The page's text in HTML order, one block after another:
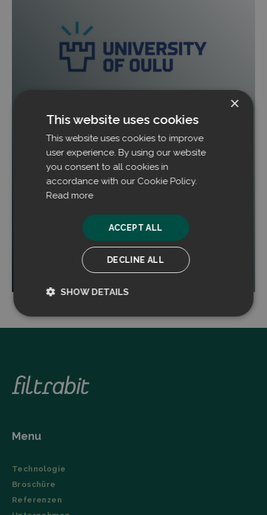
Prozessstaub in Gewinn verwandeln: Studie
validiert Erfolg von Filtrabit bei Outokumpu
Tornio
Outokumpu in Tornio bietet.
Menu
Technologie
Broschüre
Referenzen
×
This website uses cookies
This website uses cookies to improve
user experience. By using our website
you consent to all cookies in
accordance with our Cookie Policy.
Read more
ACCEPT ALL
DECLINE ALL
SHOW DETAILS
Strictly
necessary
Performance
Targeting